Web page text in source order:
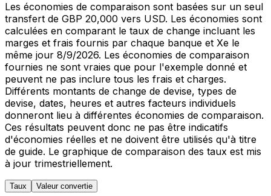
Les économies de comparaison sont basées sur un seul
transfert de GBP 20,000 vers USD. Les économies sont
calculées en comparant le taux de change incluant les
marges et frais fournis par chaque banque et Xe le
même jour 8/9/2026. Les économies de comparaison
fournies ne sont vraies que pour l'exemple donné et
peuvent ne pas inclure tous les frais et charges.
Différents montants de change de devise, types de
devise, dates, heures et autres facteurs individuels
donneront lieu à différentes économies de comparaison.
Ces résultats peuvent donc ne pas être indicatifs
d'économies réelles et ne doivent être utilisés qu'à titre
de guide. Le graphique de comparaison des taux est mis
à jour trimestriellement.
Taux Valeur convertie